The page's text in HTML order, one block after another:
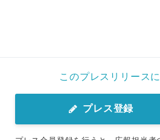
このプレスリリース
プレス登録